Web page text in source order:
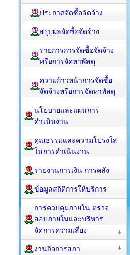
ประกาศจัดซื้อจัดจ้าง
สรุปผลจัดซื้อจัดจ้าง
รายการการจัดซื้อจัดจ้าง
หรือการจัดหาพัสดุ
ความก้าวหน้าการจัดซื้อ
จัดจ้างหรือการจัดหาพัสดุ
นโยบายและแผนการ
ดำเนินงาน
คุณธรรมและความโปร่งใส
ในการดำเนินงาน
รายงานการเงิน การคลัง
ข้อมูลสถิติการให้บริการ
การควบคุมภายใน ตรวจ
สอบภายในและบริหาร
จัดการความเสี่ยง
งานกิจการสภา